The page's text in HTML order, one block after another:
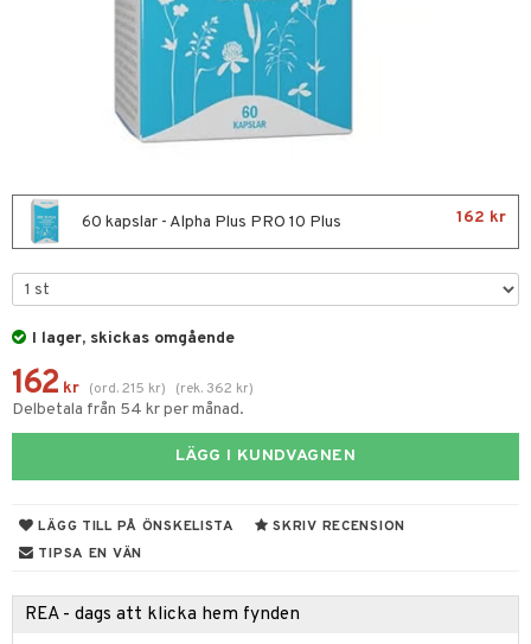
60 kapslar - Alpha Plus PRO 10 Plus 162 kr
I lager, skickas omgående
162 kr (ord.215 kr) (rek. 362 kr)
Delbetala från 54 kr per månad.
LÄGG I KUNDVAGNEN
LÄGG TILL PÅ ÖNSKELISTA
SKRIV RECENSION
TIPSA EN VÄN
REA - dags att klicka hem fynden
& lindrande
& hals
& nötter